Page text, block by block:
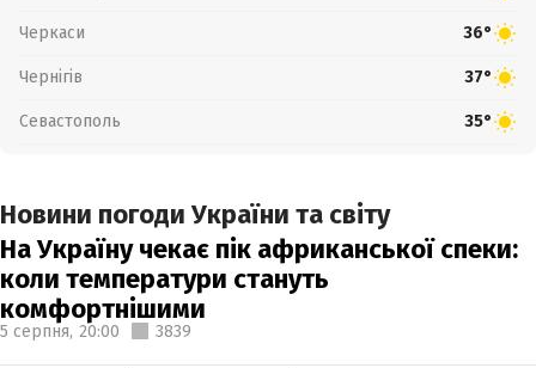
Черкаси 36°
Чернігів 37°
Севастополь 35°
Новини погоди України та світу
На Україну чекає пік африканської спеки:
коли температури стануть
комфортнішими
5 серпня, 20:00 3839